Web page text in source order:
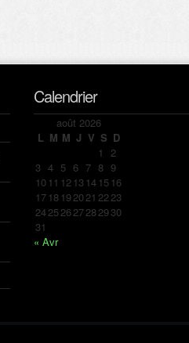
Calendrier
août 2026
L M M J V S D
1 2
3 4 5 6 7 8 9
10 11 12 13 14 15 16
17 18 192021 2223
24252627282930
31
« Avr